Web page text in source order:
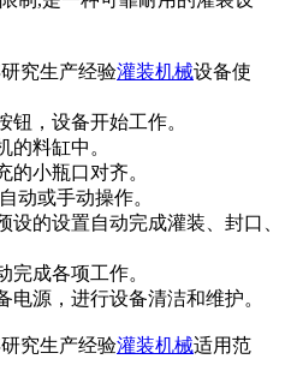
究生产经验灌装机械设备使
钮，设备开始工作。
的料缸中。
的小瓶口对齐。
动或手动操作。
设的设置自动完成灌装、封口、
完成各项工作。
电源，进行设备清洁和维护。
究生产经验灌装机械适用范